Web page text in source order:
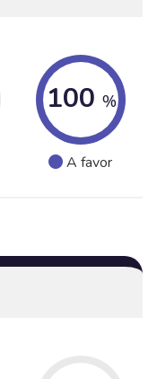
100 %
A favor